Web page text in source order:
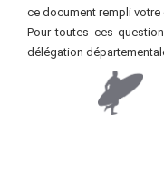
ce document rempli
Pour toutes ces
délégation